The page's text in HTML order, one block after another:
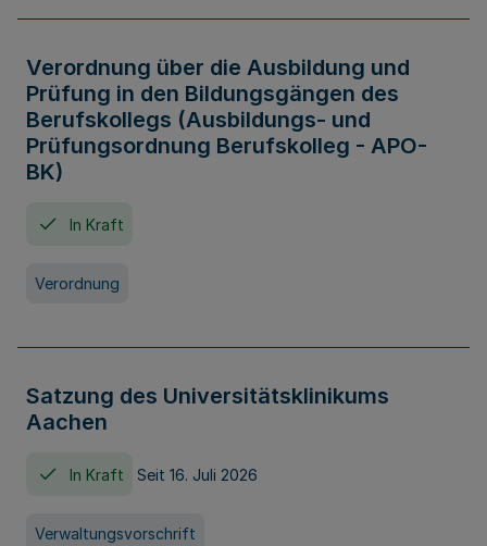
Verordnung über die Ausbildung und
Prüfung in den Bildungsgängen des
Berufskollegs (Ausbildungs- und
Prüfungsordnung Berufskolleg - APO-
BK)
In Kraft
Verordnung
Satzung des Universitätsklinikums
Aachen
In Kraft Seit 16. Juli 2026
Verwaltungsvorschrift